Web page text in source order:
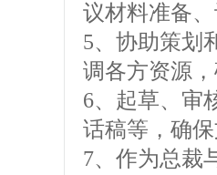
议材料准备
5、协助策划
调各方资源
6、起草、审
话稿等，确
7、作为总裁